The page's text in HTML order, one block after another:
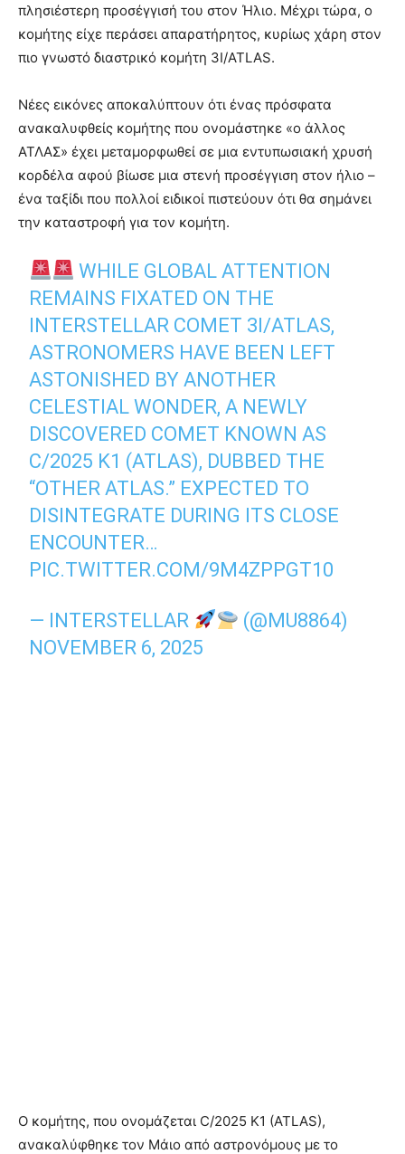
πλησιέστερη προσέγγισή του στον Ήλιο. Μέχρι τώρα, ο
κομήτης είχε περάσει απαρατήρητος, κυρίως χάρη στον
πιο γνωστό διαστρικό κομήτη 3I/ATLAS.
Νέες εικόνες αποκαλύπτουν ότι ένας πρόσφατα
ανακαλυφθείς κομήτης που ονομάστηκε «ο άλλος
ΑΤΛΑΣ» έχει μεταμορφωθεί σε μια εντυπωσιακή χρυσή
κορδέλα αφού βίωσε μια στενή προσέγγιση στον ήλιο –
ένα ταξίδι που πολλοί ειδικοί πιστεύουν ότι θα σημάνει
την καταστροφή για τον κομήτη.
WHILE GLOBAL ATTENTION
REMAINS FIXATED ON THE
INTERSTELLAR COMET 3I/ATLAS,
ASTRONOMERS HAVE BEEN LEFT
ASTONISHED BY ANOTHER
CELESTIAL WONDER, A NEWLY
DISCOVERED COMET KNOWN AS
C/2025 K1 (ATLAS), DUBBED THE
“OTHER ATLAS.” EXPECTED TO
DISINTEGRATE DURING ITS CLOSE
ENCOUNTER…
PIC.TWITTER.COM/9M4ZPPGT10
— INTERSTELLAR
(@MU8864)
NOVEMBER 6, 2025
Ο κομήτης, που ονομάζεται C/2025 K1 (ATLAS),
ανακαλύφθηκε τον Μάιο από αστρονόμους με το